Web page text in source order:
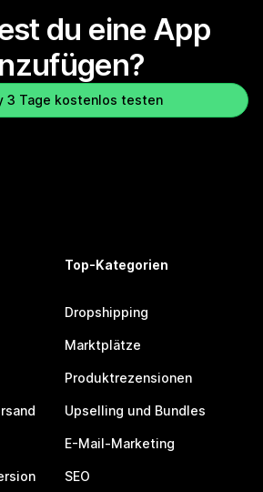
du eine App
3 Tage kostenlos testen
Top-Kategorien
Dropshipping
Marktplätze
Produktrezensionen
Upselling und Bundles
E-Mail-Marketing
SEO